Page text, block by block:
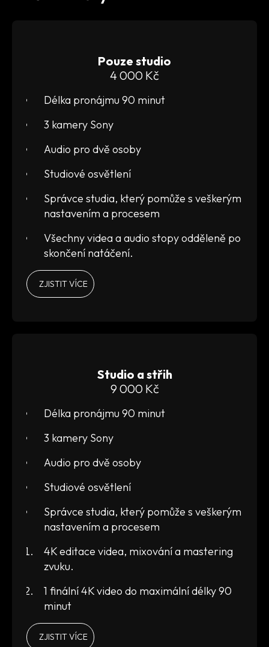
Pouze studio
4 000 Kč
Délka pronájmu 90 minut
3 kamery Sony
Audio pro dvě osoby
Studiové osvětlení
Správce studia, který pomůže s veškerým
nastavením a procesem
Všechny videa a audio stopy odděleně po
skončení natáčení.
ZJISTIT VÍCE
Studio a střih
9 000 Kč
Délka pronájmu 90 minut
3 kamery Sony
Audio pro dvě osoby
Studiové osvětlení
Správce studia, který pomůže s veškerým
nastavením a procesem
4K editace videa, mixování a mastering
zvuku.
1 finální 4K video do maximální délky 90
minut
ZJISTIT VÍCE